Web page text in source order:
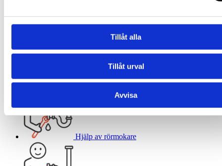
Tillåt alla
Tillåt urval
Avvisa
Byte av toalettstol
Byte av vattenlås
Hjälp av rörmokare